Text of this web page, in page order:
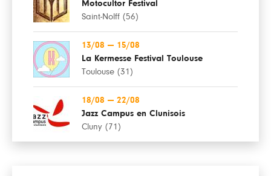
Motocultor Festival
Saint-Nolff (56)
13/08 — 15/08
La Kermesse Festival Toulouse
Toulouse (31)
18/08 — 22/08
Jazz Campus en Clunisois
Cluny (71)